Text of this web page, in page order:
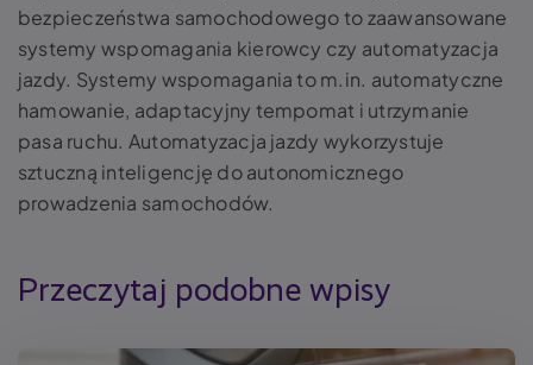
bezpieczeństwa samochodowego to zaawansowane
systemy wspomagania kierowcy czy automatyzacja
jazdy. Systemy wspomagania to m.in. automatyczne
hamowanie, adaptacyjny tempomat i utrzymanie
pasa ruchu. Automatyzacja jazdy wykorzystuje
sztuczną inteligencję do autonomicznego
prowadzenia samochodów.
Przeczytaj podobne wpisy